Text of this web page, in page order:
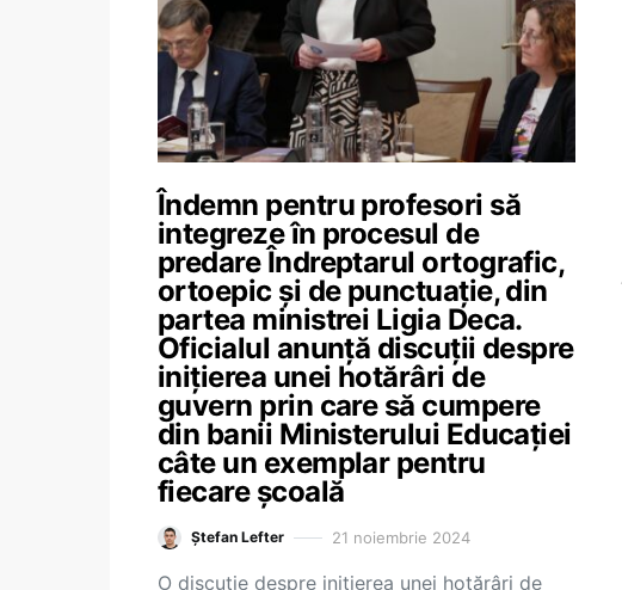
Îndemn pentru profesori să
integreze în procesul de
predare Îndreptarul ortografic,
ortoepic și de punctuație, din
partea ministrei Ligia Deca.
Oficialul anunță discuții despre
inițierea unei hotărâri de
guvern prin care să cumpere
din banii Ministerului Educației
câte un exemplar pentru
fiecare școală
Ștefan Lefter 21 noiembrie 2024
O discuție despre inițierea unei hotărâri de